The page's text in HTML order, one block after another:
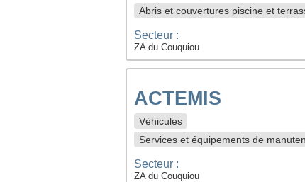
Abris et couvertures piscine et
Secteur :
ZA du Couquiou
ACTEMIS
Véhicules
Services et équipements de
Secteur :
ZA du Couquiou